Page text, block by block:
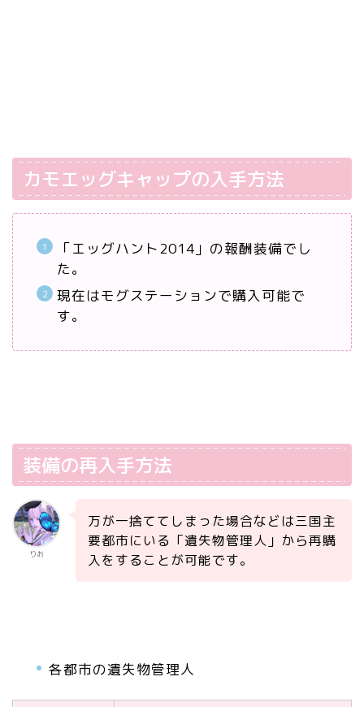
カモエッグキャップの入手方法
「エッグハント2014」の報酬装備でし
た。
現在はモグステーションで購入可能で
す。
装備の再入手方法
りお
万が一捨ててしまった場合などは三国主
要都市にいる「遺失物管理人」から再購
入をすることが可能です。
各都市の遺失物管理人